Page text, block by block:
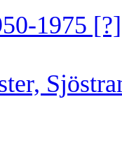
1975 [?]